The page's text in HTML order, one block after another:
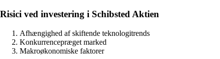
Risici ved investering i Schibsted Aktien
Afhængighed af skiftende teknologitrends
Konkurrencepræget marked
Makroøkonomiske faktorer